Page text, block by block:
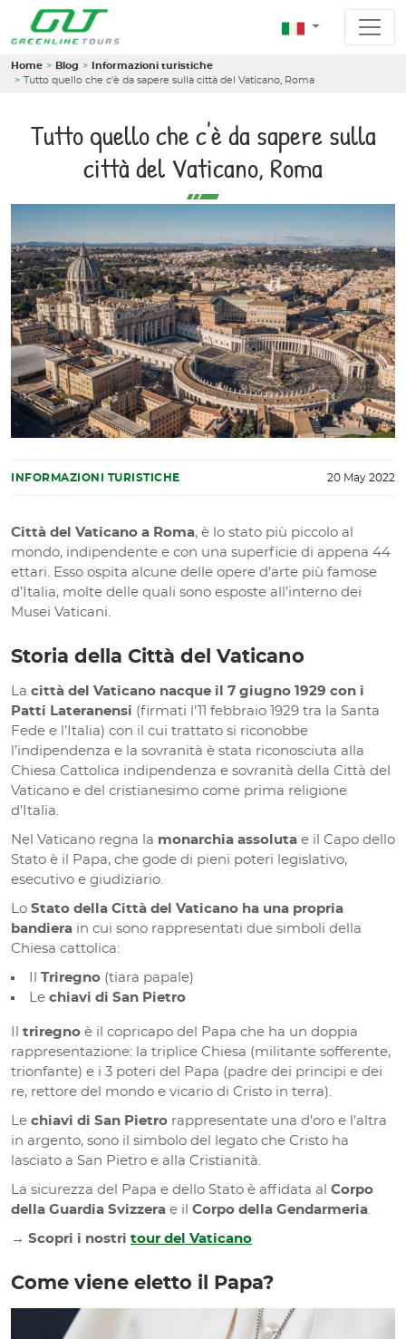
Home Blog
Informazioni turistiche
Tutto quello che c'è da sapere sulla città del Vaticano, Roma
Tutto quello che c'è da sapere sulla
città del Vaticano, Roma
INFORMAZIONI TURISTICHE 20 May 2022
Città del Vaticano a Roma, è lo stato più piccolo al
mondo, indipendente e con una superficie di appena 44
ettari. Esso ospita alcune delle opere d’arte più famose
d’Italia, molte delle quali sono esposte all’interno dei
Musei Vaticani.
Storia della Città del Vaticano
La città del Vaticano nacque il 7 giugno 1929 con i
Patti Lateranensi (firmati l’11 febbraio 1929 tra la Santa
Fede e l’Italia) con il cui trattato si riconobbe
l’indipendenza e la sovranità è stata riconosciuta alla
Chiesa Cattolica indipendenza e sovranità della Città del
Vaticano e del cristianesimo come prima religione
d’Italia.
Nel Vaticano regna la monarchia assoluta e il Capo dello
Stato è il Papa, che gode di pieni poteri legislativo,
esecutivo e giudiziario.
Lo Stato della Città del Vaticano ha una propria
bandiera in cui sono rappresentati due simboli della
Chiesa cattolica:
Triregno (tiara papale)
Le chiavi di San Pietro
triregno è il copricapo del Papa che ha un doppia
rappresentazione: la triplice Chiesa (militante sofferente,
trionfante) e i 3 poteri del Papa (padre dei principi e dei
re, rettore del mondo e vicario di Cristo in terra).
Le chiavi di San Pietro rappresentate una d’oro e l’altra
in argento, sono il simbolo del legato che Cristo ha
lasciato a San Pietro e alla Cristianità.
La sicurezza del Papa e dello Stato è affidata al Corpo
della Guardia Svizzera e il Corpo della Gendarmeria.
→ Scopri i nostri tour del Vaticano
Come viene eletto il Papa?